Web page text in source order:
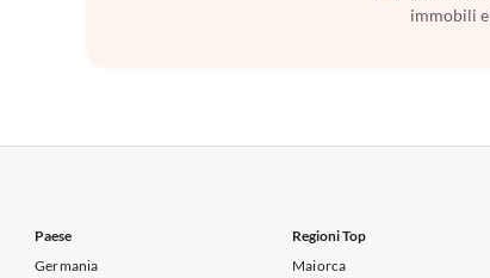
immobili e
Paese
Germania
Regioni Top
Maiorca